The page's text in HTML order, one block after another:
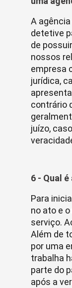
A
detetive
de
nossos
empresa
jurídica,
contrário
juízo,
6 - Qual
Para
no ato e
serviço.
Além de
por uma
trabalha
parte do
após a